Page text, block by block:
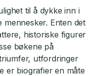
til å dykke inn i
mennesker. Enten det
historiske figurer
bøkene på
utfordringer
er biografier en måte